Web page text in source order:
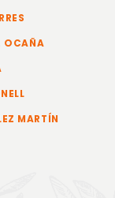
OCAÑA
MARTÍN